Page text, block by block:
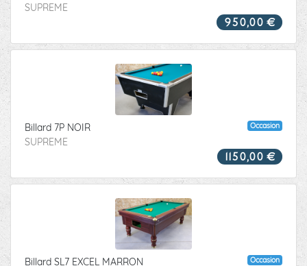
SUPREME
950,00 €
Billard 7P NOIR
SUPREME
Occasion
1150,00 €
Billard SL7 EXCEL MARRON
Occasion